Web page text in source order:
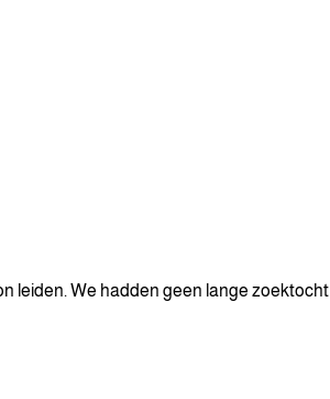
leiden. We hadden geen lange zoektocht